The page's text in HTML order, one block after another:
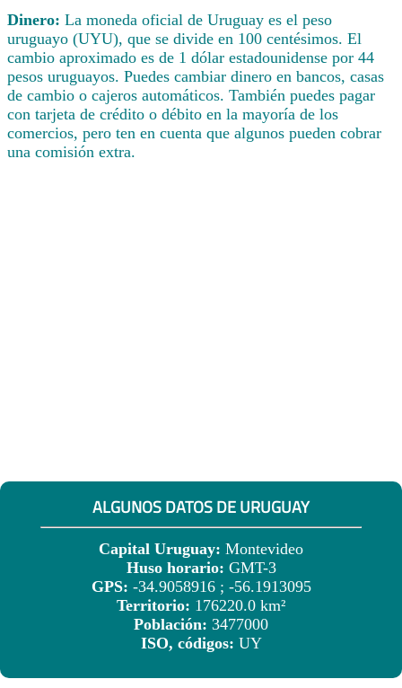
Dinero: La moneda oficial de Uruguay es el peso
uruguayo (UYU), que se divide en 100 centésimos. El
cambio aproximado es de 1 dólar estadounidense por 44
pesos uruguayos. Puedes cambiar dinero en bancos, casas
de cambio o cajeros automáticos. También puedes pagar
con tarjeta de crédito o débito en la mayoría de los
comercios, pero ten en cuenta que algunos pueden cobrar
una comisión extra.
ALGUNOS DATOS DE URUGUAY
Capital Uruguay: Montevideo
Huso horario: GMT-3
GPS: -34.9058916 ; -56.1913095
Territorio: 176220.0 km²
Población: 3477000
ISO, códigos: UY